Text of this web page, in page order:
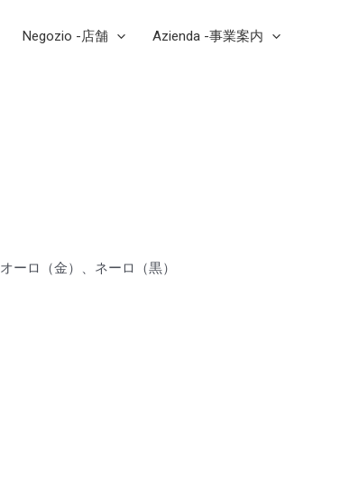
Negozio -店舗 Azienda -事業案内
ーロ（金）、ネーロ（黒）